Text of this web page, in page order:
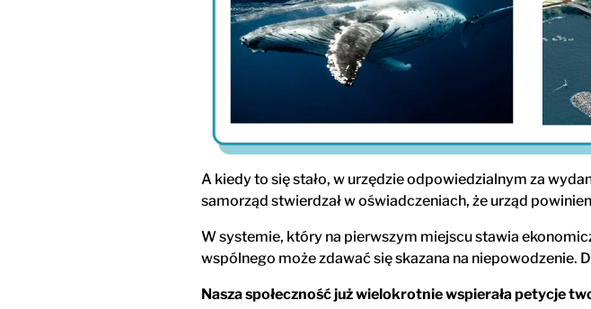
A kiedy to się stało, w urzędzie odpowiedzialnym za
samorząd stwierdzał w oświadczeniach, że urząd
W systemie, który na pierwszym miejscu stawia
wspólnego może zdawać się skazana na niepowodzenie.
Nasza społeczność już wielokrotnie wspierała petycje